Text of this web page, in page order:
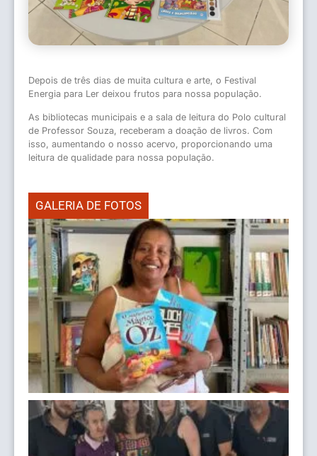
Depois de três dias de muita cultura e arte, o Festival
Energia para Ler deixou frutos para nossa população.
As bibliotecas municipais e a sala de leitura do Polo cultural
de Professor Souza, receberam a doação de livros. Com
isso, aumentando o nosso acervo, proporcionando uma
leitura de qualidade para nossa população.
GALERIA DE FOTOS